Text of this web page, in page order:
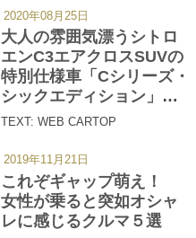
大人の雰囲気漂うシトロ
エンC3エアクロスSUVの
特別仕様車「Cシリーズ・
シックエディション」発
売
TEXT: WEB CARTOP
2020年08月25日
これぞギャップ萌え！
女性が乗ると突如オシャ
レに感じるクルマ５選
2019年11月21日